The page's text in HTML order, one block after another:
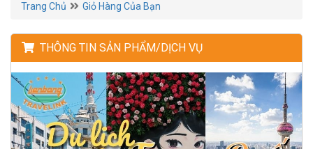
Trang Chủ Giỏ Hàng Của Bạn
THÔNG TIN SẢN PHẨM/DỊCH VỤ